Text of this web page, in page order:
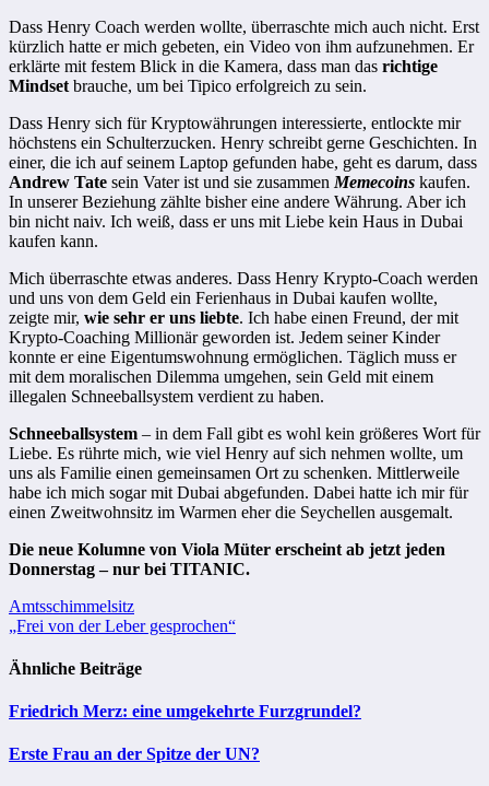
Dass Henry Coach werden wollte, überraschte mich auch nicht. Erst
kürzlich hatte er mich gebeten, ein Video von ihm aufzunehmen. Er
erklärte mit festem Blick in die Kamera, dass man das richtige
Mindset brauche, um bei Tipico erfolgreich zu sein.
Dass Henry sich für Kryptowährungen interessierte, entlockte mir
höchstens ein Schulterzucken. Henry schreibt gerne Geschichten. In
einer, die ich auf seinem Laptop gefunden habe, geht es darum, dass
Andrew Tate sein Vater ist und sie zusammen Memecoins kaufen.
In unserer Beziehung zählte bisher eine andere Währung. Aber ich
bin nicht naiv. Ich weiß, dass er uns mit Liebe kein Haus in Dubai
kaufen kann.
Mich überraschte etwas anderes. Dass Henry Krypto-Coach werden
und uns von dem Geld ein Ferienhaus in Dubai kaufen wollte,
zeigte mir, wie sehr er uns liebte. Ich habe einen Freund, der mit
Krypto-Coaching Millionär geworden ist. Jedem seiner Kinder
konnte er eine Eigentumswohnung ermöglichen. Täglich muss er
mit dem moralischen Dilemma umgehen, sein Geld mit einem
illegalen Schneeballsystem verdient zu haben.
Schneeballsystem – in dem Fall gibt es wohl kein größeres Wort für
Liebe. Es rührte mich, wie viel Henry auf sich nehmen wollte, um
uns als Familie einen gemeinsamen Ort zu schenken. Mittlerweile
habe ich mich sogar mit Dubai abgefunden. Dabei hatte ich mir für
einen Zweitwohnsitz im Warmen eher die Seychellen ausgemalt.
Die neue Kolumne von Viola Müter erscheint ab jetzt jeden
Donnerstag – nur bei TITANIC.
Beitragsnavigation
Amtsschimmelsitz
„Frei von der Leber gesprochen“
Ähnliche Beiträge
Friedrich Merz: eine umgekehrte Furzgrundel?
Erste Frau an der Spitze der UN?